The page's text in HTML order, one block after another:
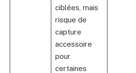
ciblées, mais
risque de
capture
accessoire
pour
certaines